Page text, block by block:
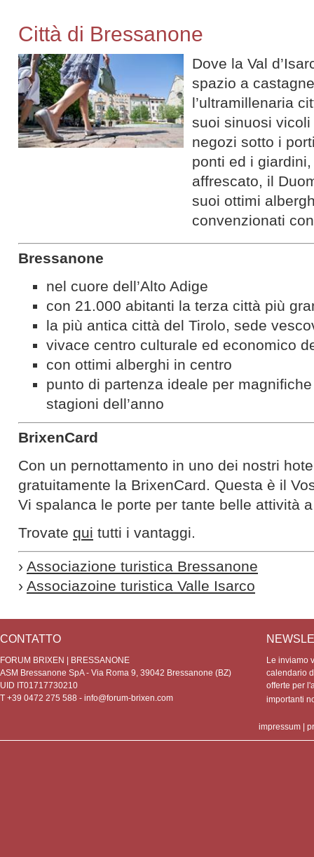
Città di Bressanone
Dove la Val
spazio a
l’ultramillenaria
suoi sinuosi
negozi sotto i
ponti ed i
affrescato, il
suoi ottimi
convenzionati
Bressanone
nel cuore dell’Alto Adige
con 21.000 abitanti la terza città più
la più antica città del Tirolo, sede
vivace centro culturale ed economico
con ottimi alberghi in centro
punto di partenza ideale per
stagioni dell’anno
BrixenCard
Con un pernottamento in uno dei nostri
gratuitamente la BrixenCard. Questa è il
Vi spalanca le porte per tante belle attività
Trovate qui tutti i vantaggi.
› Associazione turistica Bressanone
› Associazoine turistica Valle Isarco
CONTATTO
FORUM BRIXEN | BRESSANONE
ASM Bressanone SpA - Via Roma 9, 39042 Bressanone (BZ)
UID IT01717730210
T +39 0472 275 588 - info@forum-brixen.com
Le inviamo
calendario
offerte per
importanti
impressum